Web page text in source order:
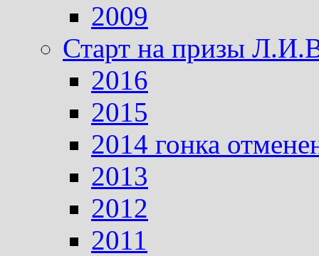
2009
Старт на призы
2016
2015
2014 гонка
2013
2012
2011